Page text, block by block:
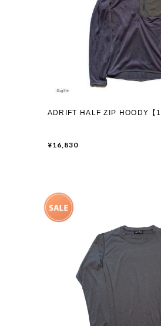
ADRIFT HALF ZIP HOODY【
¥16,830